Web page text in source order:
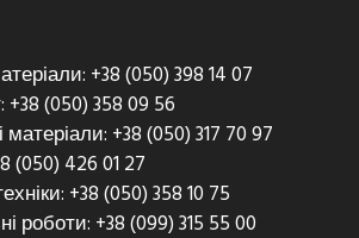
+38 (050) 398 14 07
(050) 358 09 56
+38 (050) 317 70 97
(050) 426 01 27
+38 (050) 358 10 75
роботи: +38 (099) 315 55 00